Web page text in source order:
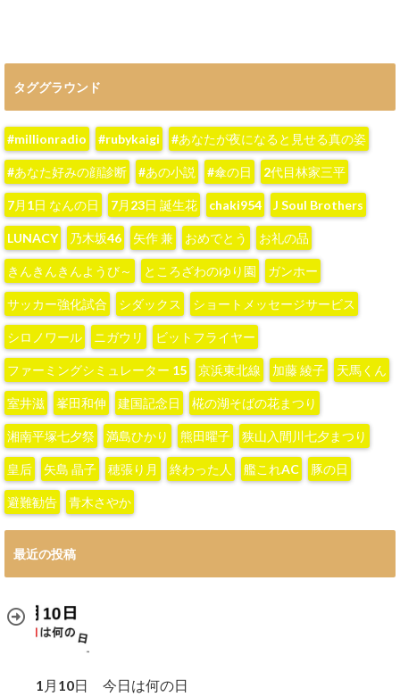
タググラウンド
#millionradio #rubykaigi #あなたが夜になると見せる真の姿
#あなた好みの顔診断 #あの小説 #傘の日 2代目林家三平
7月1日 なんの日 7月23日 誕生花 chaki954 J Soul Brothers
LUNACY ‪乃木坂46‬ ‪矢作 兼‬ おめでとう お礼の品
きんきんきんようび～ ところざわのゆり園 ガンホー
サッカー強化試合 シダックス ショートメッセージサービス
シロノワール ニガウリ ビットフライヤー
ファーミングシミュレーター 15 京浜東北線 加藤 綾子‬ 天馬くん
室井滋 峯田和伸 建国記念日 椛の湖そばの花まつり
湘南平塚七夕祭 満島ひかり 熊田曜子 狭山入間川七夕まつり
皇后 矢島 晶子 穂張り月 終わった人 艦これAC 豚の日
避難勧告 青木さやか
最近の投稿
1月10日 今日は何の日